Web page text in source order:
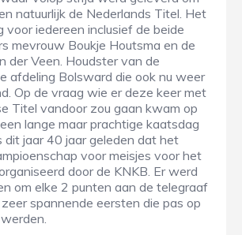
natuurlijk de Nederlands Titel. Het
voor iedereen inclusief de beide
mevrouw Boukje Houtsma en de
der Veen. Houdster van de
afdeling Bolsward die ook nu weer
Op de vraag wie er deze keer met
Titel vandoor zou gaan kwam op
lange maar prachtige kaatsdag
dit jaar 40 jaar geleden dat het
voor meisjes voor het
door de KNKB. Er werd
om elke 2 punten aan de telegraaf
spannende eersten die pas op